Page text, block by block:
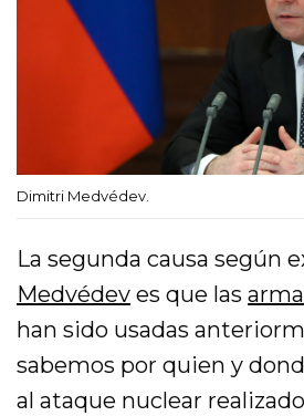
Dimitri Medvédev.
La segunda causa según
Medvédev es que las
han sido usadas
sabemos por quien y
al ataque nuclear